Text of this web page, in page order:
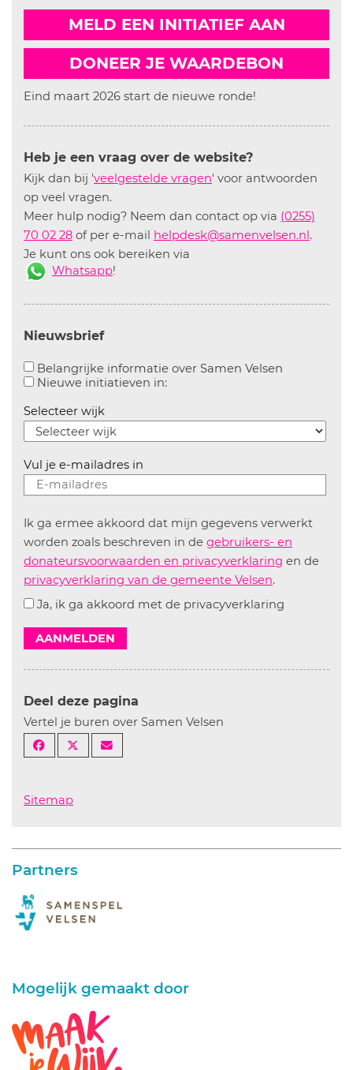
MELD EEN INITIATIEF AAN
DONEER JE WAARDEBON
Eind maart 2026 start de nieuwe ronde!
Heb je een vraag over de website?
Kijk dan bij 'veelgestelde vragen' voor antwoorden
op veel vragen.
Meer hulp nodig? Neem dan contact op via (0255)
70 02 28 of per e-mail helpdesk@samenvelsen.nl.
Je kunt ons ook bereiken via
Whatsapp!
Nieuwsbrief
Belangrijke informatie over Samen Velsen
Nieuwe initiatieven in:Aanvinken om informatie over
Selecteer wijk
Vul je e-mailadres in
Ik ga ermee akkoord dat mijn gegevens verwerkt
worden zoals beschreven in de gebruikers- en
donateursvoorwaarden en privacyverklaring en de
privacyverklaring van de gemeente Velsen.
Ja, ik ga akkoord met de privacyverklaring
AANMELDEN
Deel deze pagina
Vertel je buren over Samen Velsen
Sitemap
Partners
Mogelijk gemaakt door